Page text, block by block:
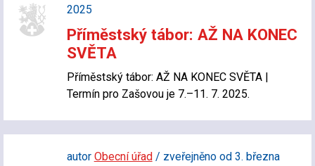
2025
Příměstský tábor: AŽ NA KONEC
SVĚTA
Příměstský tábor: AŽ NA KONEC SVĚTA |
Termín pro Zašovou je 7.–11. 7. 2025.
autor Obecní úřad/ zveřejněno od 3. března